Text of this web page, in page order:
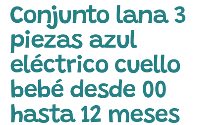
Conjunto lana 3
piezas azul
eléctrico cuello
bebé desde 00
hasta 12 meses